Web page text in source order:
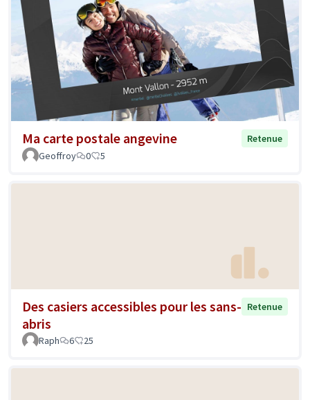
Ma carte postale angevine
Retenue
Geoffroy
0 5
Des casiers accessibles pour les sans-
abris
Retenue
Raph 6 25